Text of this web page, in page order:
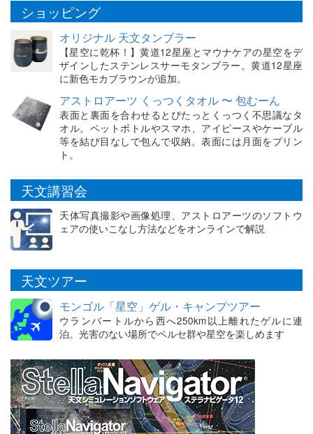
ショッピング
オリジナル 天文タンブラー
【星空に乾杯！】黄道12星座とマウナケアの星空をデ
ザインしたステンレスサーモタンブラー。黄道12星座
に新色モカブラウンが追加。
アストロアーツ くっつくタオル 〜 包むーん
表面と裏面を合わせるとぴたっとくっつく不思議なタ
オル。ペットボトルやスマホ、アイピースやケーブル
等を結び目なしで包んで収納。表面には月面をプリン
ト。
天文講習会
天体写真撮影や画像処理、アストロアーツのソフトウ
ェアの使いこなし方法などをオンラインで解説
天文ツアー
モンゴル「星空」ゲル・キャンプツアー
ウランバートルから西へ250km以上離れたゲルに連
泊。光害のない場所でペルセ群や星空を楽しめます